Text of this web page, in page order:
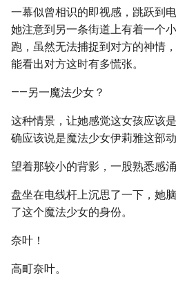
一幕似曾相识的即视感，跳跃到
她注意到另一条街道上有着一个
跑，虽然无法捕捉到对方的神情
能看出对方这时有多慌张。
——另一魔法少女？
这种情景，让她感觉这女孩应该
确应该说是魔法少女伊莉雅这部
望着那较小的背影，一股熟悉感涌
盘坐在电线杆上沉思了一下，她
了这个魔法少女的身份。
奈叶！
高町奈叶。